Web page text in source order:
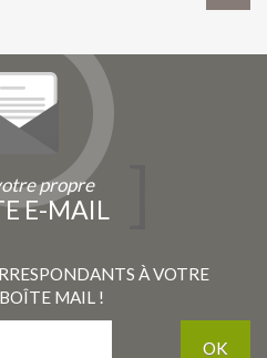
propre
E-MAIL
À VOTRE
MAIL !
OK